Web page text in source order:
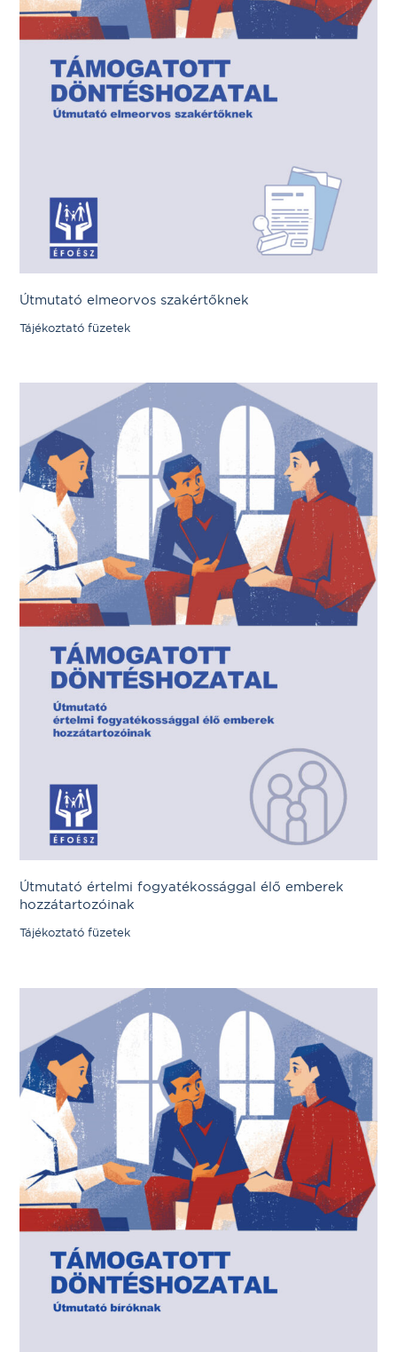
Útmutató elmeorvos szakértőknek
Tájékoztató füzetek
Útmutató értelmi fogyatékossággal élő emberek
hozzátartozóinak
Tájékoztató füzetek